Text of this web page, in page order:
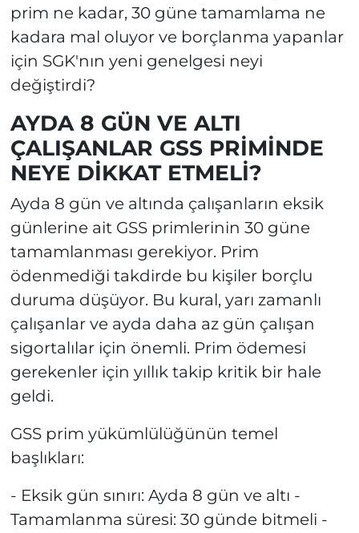
prim ne kadar, 30 güne tamamlama ne
kadara mal oluyor ve borçlanma yapanlar
için SGK'nın yeni genelgesi neyi
değiştirdi?
AYDA 8 GÜN VE ALTI
ÇALIŞANLAR GSS PRİMİNDE
NEYE DİKKAT ETMELİ?
Ayda 8 gün ve altında çalışanların eksik
günlerine ait GSS primlerinin 30 güne
tamamlanması gerekiyor. Prim
ödenmediği takdirde bu kişiler borçlu
duruma düşüyor. Bu kural, yarı zamanlı
çalışanlar ve ayda daha az gün çalışan
sigortalılar için önemli. Prim ödemesi
gerekenler için yıllık takip kritik bir hale
geldi.
GSS prim yükümlülüğünün temel
başlıkları:
- Eksik gün sınırı: Ayda 8 gün ve altı -
Tamamlanma süresi: 30 günde bitmeli -